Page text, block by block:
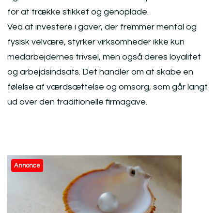
for at trække stikket og genoplade.
Ved at investere i gaver, der fremmer mental og
fysisk velvære, styrker virksomheder ikke kun
medarbejdernes trivsel, men også deres loyalitet
og arbejdsindsats. Det handler om at skabe en
følelse af værdsættelse og omsorg, som går langt
ud over den traditionelle firmagave.
Post
Navigation
Annonce